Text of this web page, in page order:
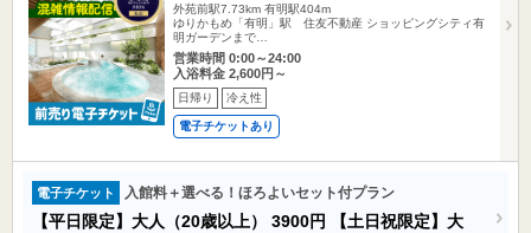
外苑前駅7.73km 有明駅404m
ゆりかもめ「有明」駅 住友不動産 ショッピングシティ有
明ガーデンまで…
営業時間 0:00～24:00
入浴料金 2,600円～
日帰り 冷え性
電子チケットあり
電子チケット 入館料＋選べる！ほろよいセット付プラン
【平日限定】大人（20歳以上） 3900円
【土日祝限定】大